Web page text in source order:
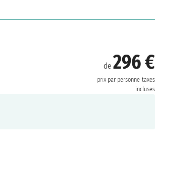
de 296 €
prix par personne taxes
incluses